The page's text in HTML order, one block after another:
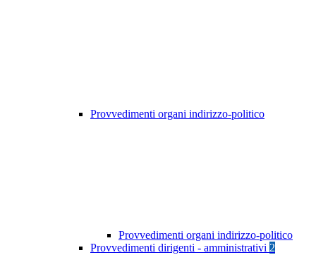
Provvedimenti organi indirizzo-politico
Provvedimenti organi indirizzo-politico
Provvedimenti dirigenti - amministrativi 2